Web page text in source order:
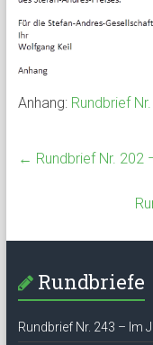
Anhang: Rundbrief
← Rundbrief Nr. 202
Rundbriefe
Rundbrief Nr. 243 – Im